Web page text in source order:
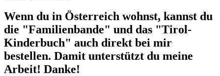
Wenn du in Österreich wohnst, kannst du
die "Familienbande" und das "Tirol-
Kinderbuch" auch direkt bei mir
bestellen. Damit unterstützt du meine
Arbeit! Danke!